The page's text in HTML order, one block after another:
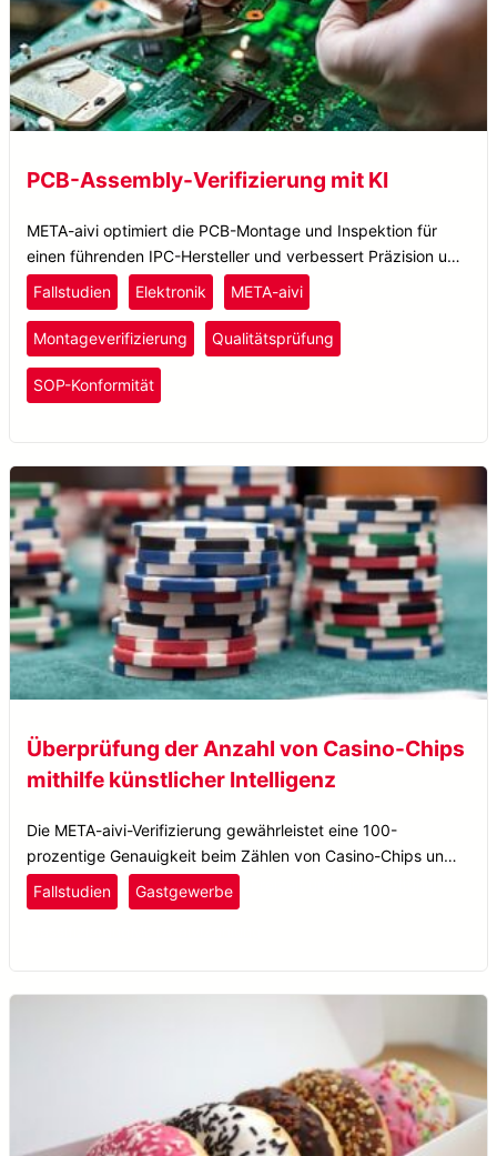
PCB-Assembly-Verifizierung mit KI
META-aivi optimiert die PCB-Montage und Inspektion für
einen führenden IPC-Hersteller und verbessert Präzision und
Effizienz mit AR + KI-Verifizierung.
Fallstudien Elektronik META-aivi
Montageverifizierung Qualitätsprüfung
SOP-Konformität
Überprüfung der Anzahl von Casino-Chips
mithilfe künstlicher Intelligenz
Die META-aivi-Verifizierung gewährleistet eine 100-
prozentige Genauigkeit beim Zählen von Casino-Chips und
verbessert so die Sicherheit und Effizienz bei der
Auszahlung in einem der größten Casinos Asiens.
Fallstudien Gastgewerbe